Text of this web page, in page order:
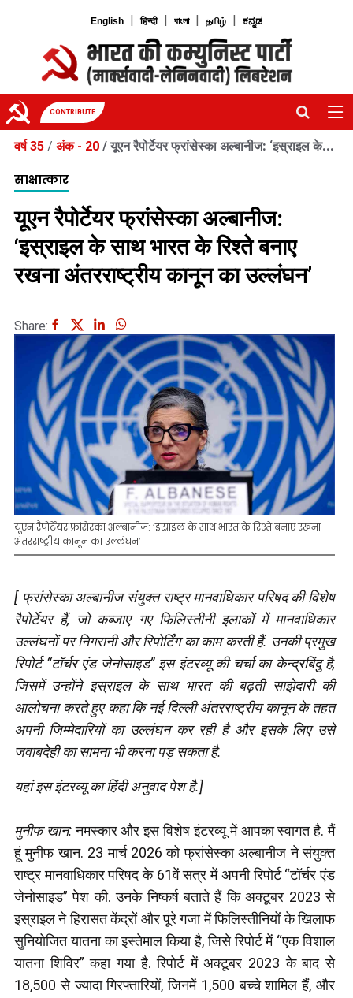
English | हिन्दी | বাংলা | தமிழ் | ಕನ್ನಡ
CONTRIBUTE
वर्ष 35 / अंक - 20 / यूएन रैपोर्टेयर फ्रांसेस्का अल्बानीज: ‘इस्राइल के...
साक्षात्कार
यूएन रैपोर्टेयर फ्रांसेस्का अल्बानीज:
‘इस्राइल के साथ भारत के रिश्ते बनाए
रखना अंतरराष्ट्रीय कानून का उल्लंघन’
Share:
यूएन रैपोर्टेयर फ्रांसेस्का अल्बानीज: ‘इस्राइल के साथ भारत के रिश्ते बनाए रखना
अंतरराष्ट्रीय कानून का उल्लंघन’
[ फ्रांसेस्का अल्बानीज संयुक्त राष्ट्र मानवाधिकार परिषद की विशेष
रैपोर्टेयर हैं, जो कब्जाए गए फिलिस्तीनी इलाकों में मानवाधिकार
उल्लंघनों पर निगरानी और रिपोर्टिंग का काम करती हैं. उनकी प्रमुख
रिपोर्ट “टॉर्चर एंड जेनोसाइड” इस इंटरव्यू की चर्चा का केन्द्रबिंदु है,
जिसमें उन्होंने इस्राइल के साथ भारत की बढ़ती साझेदारी की
आलोचना करते हुए कहा कि नई दिल्ली अंतरराष्ट्रीय कानून के तहत
अपनी जिम्मेदारियों का उल्लंघन कर रही है और इसके लिए उसे
जवाबदेही का सामना भी करना पड़ सकता है.
यहां इस इंटरव्यू का हिंदी अनुवाद पेश है.]
मुनीफ खान:नमस्कार और इस विशेष इंटरव्यू में आपका स्वागत है. मैं
हूं मुनीफ खान. 23 मार्च 2026 को फ्रांसेस्का अल्बानीज ने संयुक्त
राष्ट्र मानवाधिकार परिषद के 61वें सत्र में अपनी रिपोर्ट “टॉर्चर एंड
जेनोसाइड” पेश की. उनके निष्कर्ष बताते हैं कि अक्टूबर 2023 से
इस्राइल ने हिरासत केंद्रों और पूरे गजा में फिलिस्तीनियों के खिलाफ
सुनियोजित यातना का इस्तेमाल किया है, जिसे रिपोर्ट में “एक विशाल
यातना शिविर” कहा गया है. रिपोर्ट में अक्टूबर 2023 के बाद से
18,500 से ज्यादा गिरफ्तारियों, जिनमें 1,500 बच्चे शामिल हैं, और